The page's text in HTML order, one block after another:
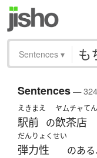
Sentences ▾
Sentences—
えきまえ
駅前 の
ヤムチャてん
飲茶店
だんりょくせい
弾力性 のあ